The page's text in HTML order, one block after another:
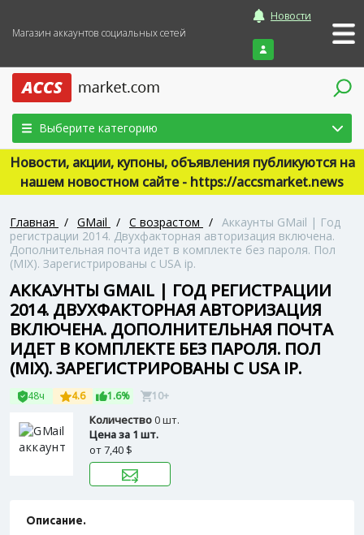
Магазин аккаунтов социальных сетей
Новости
Войти
Выберите категорию
Новости, акции, купоны, объявления публикуются на
нашем новостном сайте - https://accsmarket.news
Главная / GMail / С возрастом / Аккаунты GMail | Год
регистрации 2014. Двухфакторная авторизация включена.
Дополнительная почта идет в комплекте без пароля. Пол
(MIX). Зарегистрированы с USA ip.
АККАУНТЫ GMAIL | ГОД РЕГИСТРАЦИИ
2014. ДВУХФАКТОРНАЯ АВТОРИЗАЦИЯ
ВКЛЮЧЕНА. ДОПОЛНИТЕЛЬНАЯ ПОЧТА
ИДЕТ В КОМПЛЕКТЕ БЕЗ ПАРОЛЯ. ПОЛ
(MIX). ЗАРЕГИСТРИРОВАНЫ С USA IP.
48ч 4.6 1.6% 10+
Количество0 шт.
Цена за 1 шт.
от7,40 $
Описание.